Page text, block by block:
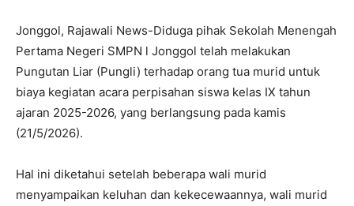
Jonggol, Rajawali News-Diduga pihak Sekolah Menengah
Pertama Negeri SMPN l Jonggol telah melakukan
Pungutan Liar (Pungli) terhadap orang tua murid untuk
biaya kegiatan acara perpisahan siswa kelas IX tahun
ajaran 2025-2026, yang berlangsung pada kamis
(21/5/2026).
Hal ini diketahui setelah beberapa wali murid
menyampaikan keluhan dan kekecewaannya, wali murid